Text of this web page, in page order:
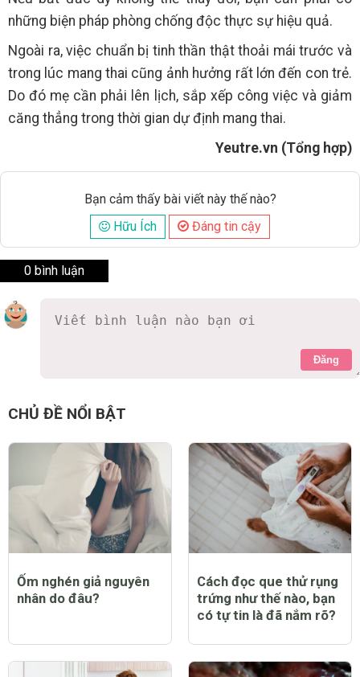
những biện pháp phòng chống độc thực sự hiệu quả.
Ngoài ra, việc chuẩn bị tinh thần thật thoải mái trước và
trong lúc mang thai cũng ảnh hưởng rất lớn đến con trẻ.
Do đó mẹ cần phải lên lịch, sắp xếp công việc và giảm
căng thẳng trong thời gian dự định mang thai.
Yeutre.vn (Tổng hợp)
Bạn cảm thấy bài viết này thế nào?
Hữu Ích
Đáng tin cậy
0 bình luận
Đăng
CHỦ ĐỀ NỔI BẬT
Ốm nghén giả nguyên
nhân do đâu?
Cách đọc que thử rụng
trứng như thế nào, bạn
có tự tin là đã nắm rõ?